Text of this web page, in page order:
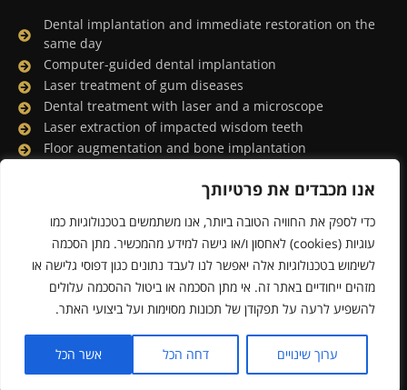
אנו מכבדים את פרטיותך
כדי לספק את החוויה הטובה ביותר, אנו משתמשים בטכנולוגיות כמו
עוגיות (cookies) לאחסון ו/או גישה למידע מהמכשיר. מתן הסכמה
לשימוש בטכנולוגיות אלה יאפשר לנו לעבד נתונים כגון דפוסי גלישה או
מזהים ייחודיים באתר זה. אי מתן הסכמה או ביטול ההסכמה עלולים
להשפיע לרעה על תפקודן של תכונות מסוימות ועל ביצועי האתר.
ערוך שינויים דחה הכל אשר הכל
Dental implantation and immediate restoration on the
same day
Computer-guided dental implantation
Laser treatment of gum diseases
Dental treatment with laser and a microscope
Laser extraction of impacted wisdom teeth
Floor augmentation and bone implantation
Whitening the teeth with a laser
Powered & Designed by Medical Online